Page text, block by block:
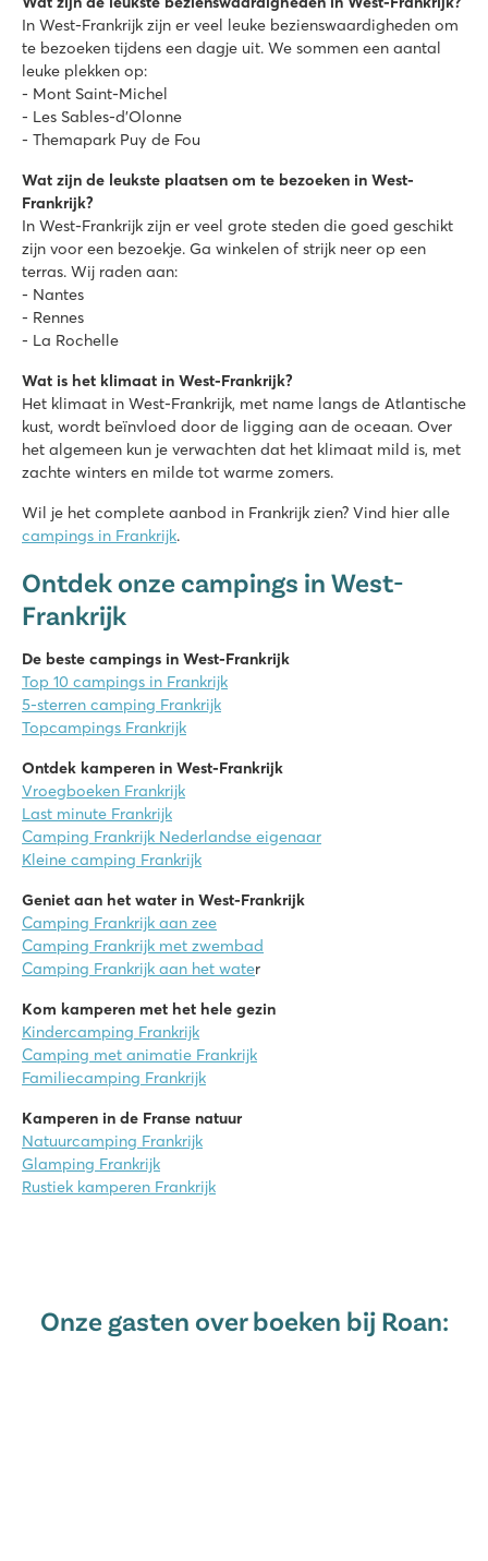
Frankrijk - Noord-Frankrijk - Bretagne - La Turballe
★ ★ ★
Mooi buitenbad en overdekt zwembad
Direct aan de Atlantische kust
Op 15 minuten rijden van de middeleeuwse stad Guérande
Le Ty Nadan
Le Ty Nadan
Frankrijk - Noord-Frankrijk - Bretagne - Locunolé
★ ★
Veel activiteiten te beleven op én rondom de camping
La Dune des Sables
La Dune des Sables
Frankrijk - Midden-Frankrijk - Vendée - Les Sables d'Olonne
★ ★ ★ ★
Leuk zwembad met glijbanen en apart kinderbad
Uitgebreid animatieprogramma voor jong en oud
Vanaf de camping loop je zo het zandstrand op
In West-Frankrijk zijn er veel leuke bezienswaardigheden om
te bezoeken tijdens een dagje uit. We sommen een aantal
leuke plekken op:
- Mont Saint-Michel
- Les Sables-d’Olonne
- Themapark Puy de Fou
Wat zijn de leukste plaatsen om te bezoeken in West-
Frankrijk?
In West-Frankrijk zijn er veel grote steden die goed geschikt
zijn voor een bezoekje. Ga winkelen of strijk neer op een
terras. Wij raden aan:
- Nantes
- Rennes
- La Rochelle
Wat is het klimaat in West-Frankrijk?
Het klimaat in West-Frankrijk, met name langs de Atlantische
kust, wordt beïnvloed door de ligging aan de oceaan. Over
het algemeen kun je verwachten dat het klimaat mild is, met
zachte winters en milde tot warme zomers.
Wil je het complete aanbod in Frankrijk zien? Vind hier alle
campings in Frankrijk.
Ontdek onze campings in West-
Frankrijk
De beste campings in West-Frankrijk
Top 10 campings in Frankrijk
5-sterren camping Frankrijk
Topcampings Frankrijk
Ontdek kamperen in West-Frankrijk
Vroegboeken Frankrijk
Last minute Frankrijk
Camping Frankrijk Nederlandse eigenaar
Kleine camping Frankrijk
Geniet aan het water in West-Frankrijk
Camping Frankrijk aan zee
Camping Frankrijk met zwembad
Camping Frankrijk aan het water
Kom kamperen met het hele gezin
Kindercamping Frankrijk
Camping met animatie Frankrijk
Familiecamping Frankrijk
Kamperen in de Franse natuur
Natuurcamping Frankrijk
Glamping Frankrijk
Rustiek kamperen Frankrijk
Onze gasten over boeken bij Roan: